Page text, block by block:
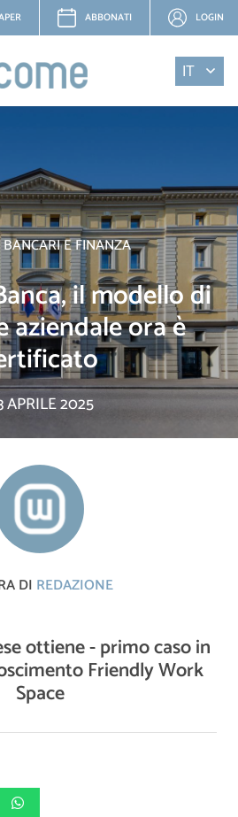
ABBONATI LOGIN
IT
E FINANZA
il modello di
aziendale ora è
APRILE 2025
DI REDAZIONE
ottiene - primo caso in
Friendly Work
Space